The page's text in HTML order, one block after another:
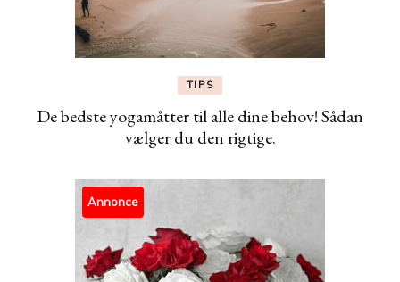
TIPS
De bedste yogamåtter til alle dine behov! Sådan
vælger du den rigtige.
Annonce